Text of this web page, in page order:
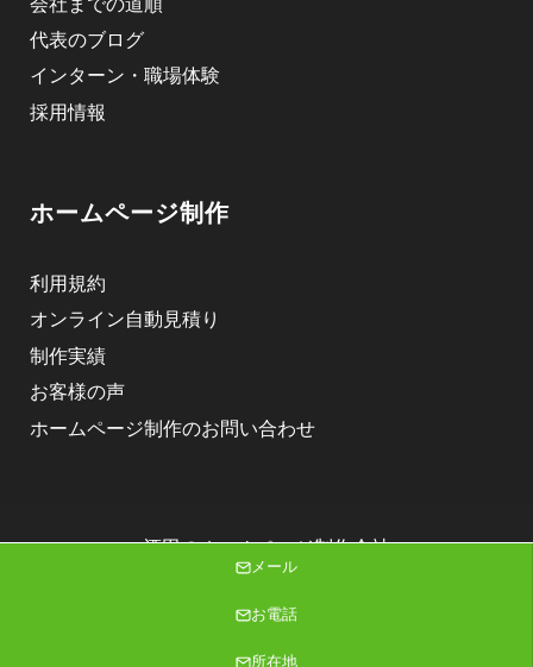
代表のブログ
インターン・職場体験
採用情報
ホームページ制作
利用規約
オンライン自動見積り
制作実績
お客様の声
ホームページ制作のお問い合わせ
酒田のホームページ制作会社
株式会社ニゴロデザイン
Copyright (C) 2026 株式会社ニゴロデザイン All Rights Reserved.
メール
お電話
所在地